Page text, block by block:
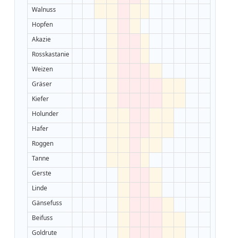
Walnuss
Hopfen
Akazie
Rosskastanie
Weizen
Gräser
Kiefer
Holunder
Hafer
Roggen
Tanne
Gerste
Linde
Gänsefuss
Beifuss
Goldrute